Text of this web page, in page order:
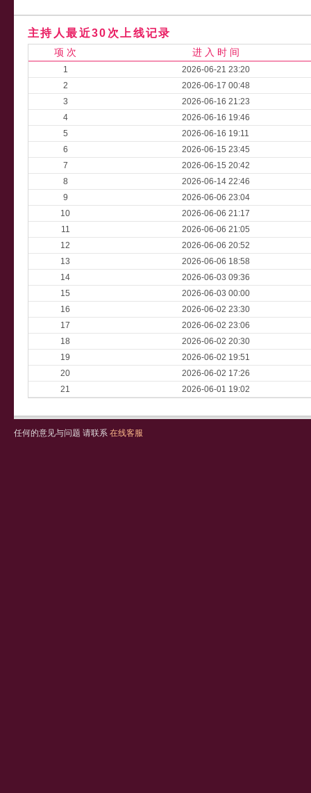
主持人最近30次上线记录
项 次 进 入 时 间
1
2026-06-21 23:20
2
2026-06-17 00:48
3
2026-06-16 21:23
4
2026-06-16 19:46
5
2026-06-16 19:11
6
2026-06-15 23:45
7
2026-06-15 20:42
8
2026-06-14 22:46
9
2026-06-06 23:04
10
2026-06-06 21:17
11
2026-06-06 21:05
12
2026-06-06 20:52
13
2026-06-06 18:58
14
2026-06-03 09:36
15
2026-06-03 00:00
16
2026-06-02 23:30
17
2026-06-02 23:06
18
2026-06-02 20:30
19
2026-06-02 19:51
20
2026-06-02 17:26
21
2026-06-01 19:02
任何的意见与问题 请联系 在线客服